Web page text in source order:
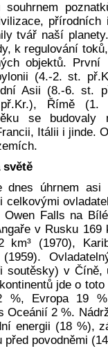
souhrnem
přírodních
tvář naší
k regulování
objektů.
(4.-2. st.
Asii (8.-6. st.
Římě (1.
se budovaly
Itálii i jinde.
světě
dnes úhrnem
celkovými
Owen Falls na
v Rusku 169
km³ (1970),
(1959).
soutěsky) v Číně,
jde o
%, Evropa 19
Oceánií 2 %.
energii (18 %),
před povodněmi